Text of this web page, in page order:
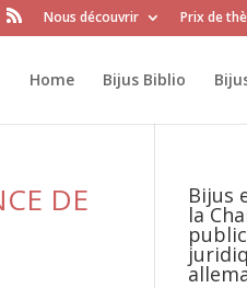
Nous découvrir Prix de
Home Bijus Biblio
DE Bijus
la